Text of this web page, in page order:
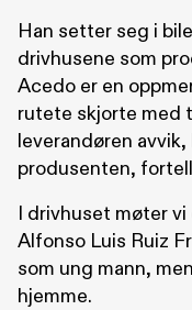
Han setter seg i
drivhusene som
Acedo er en
rutete skjorte med
leverandøren
produsenten,
I drivhuset møter vi
Alfonso Luis Ruiz
som ung mann,
hjemme.